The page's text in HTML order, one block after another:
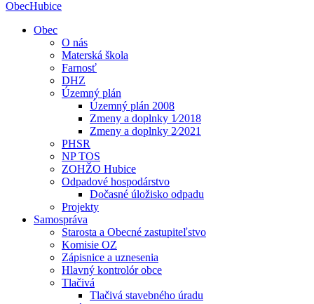
ObecHubice
Obec
O nás
Materská škola
Farnosť
DHZ
Územný plán
Územný plán 2008
Zmeny a doplnky 1⁄2018
Zmeny a doplnky 2⁄2021
PHSR
NP TOS
ZOHŽO Hubice
Odpadové hospodárstvo
Dočasné úložisko odpadu
Projekty
Samospráva
Starosta a Obecné zastupiteľstvo
Komisie OZ
Zápisnice a uznesenia
Hlavný kontrolór obce
Tlačivá
Tlačivá stavebného úradu